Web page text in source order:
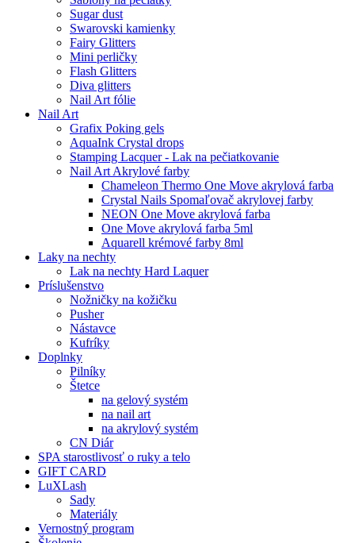
Sugar dust
Swarovski kamienky
Fairy Glitters
Mini perličky
Flash Glitters
Diva glitters
Nail Art fólie
Nail Art
Grafix Poking gels
AquaInk Crystal drops
Stamping Lacquer - Lak na pečiatkovanie
Nail Art Akrylové farby
Chameleon Thermo One Move akrylová farba
Crystal Nails Spomaľovač akrylovej farby
NEON One Move akrylová farba
One Move akrylová farba 5ml
Aquarell krémové farby 8ml
Laky na nechty
Lak na nechty Hard Laquer
Príslušenstvo
Nožničky na kožičku
Pusher
Nástavce
Kufríky
Doplnky
Pilníky
Štetce
na gelový systém
na nail art
na akrylový systém
CN Diár
SPA starostlivosť o ruky a telo
GIFT CARD
LuXLash
Sady
Materiály
Vernostný program